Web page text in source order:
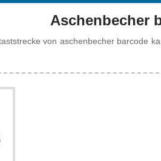
Aschenbecher
von aschenbecher barcode